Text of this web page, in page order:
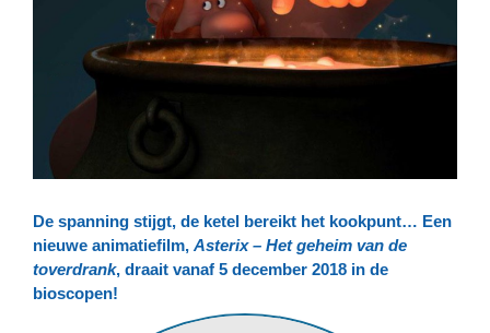
De spanning stijgt, de ketel bereikt het kookpunt… Een
nieuwe animatiefilm, Asterix – Het geheim van de
toverdrank, draait vanaf 5 december 2018 in de
bioscopen!